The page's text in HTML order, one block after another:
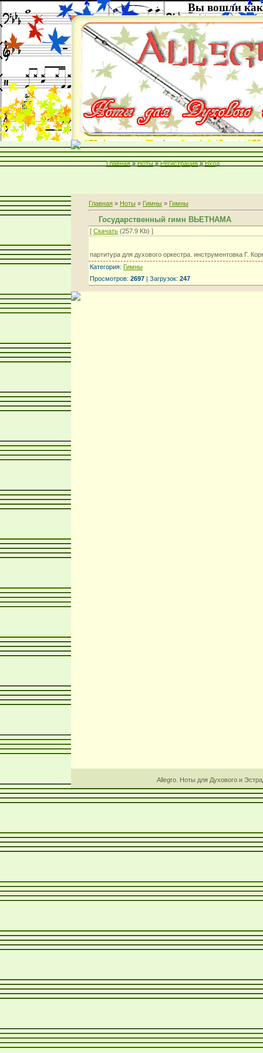
Вы вошли как
Главная » Ноты » Регистрация » Вход
Главная » Ноты » Гимны » Гимны
Государственный гимн ВЬЕТНАМА
[ Скачать (257.9 Kb) ]
партитура для духового оркестра. инструментовка Г.
Категория: Гимны
Просмотров: 2697 | Загрузок: 247
Allegro. Ноты для Духового и